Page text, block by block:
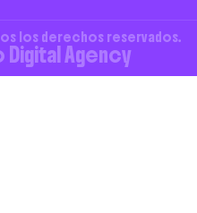
los derechos reservados.
Digital Agency